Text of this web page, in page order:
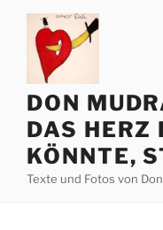
Zum
springen
DON
DAS HERZ
KÖNNTE,
Texte und Fotos von